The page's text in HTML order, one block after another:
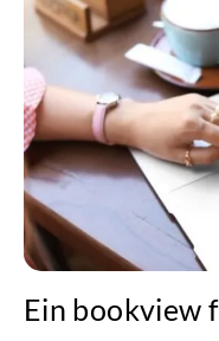
Ein bookview